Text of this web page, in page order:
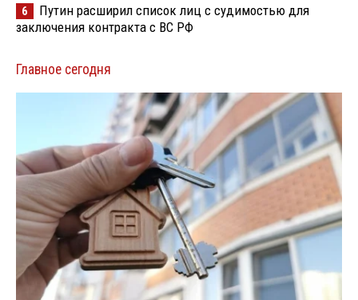
6
Путин расширил список лиц с судимостью для
заключения контракта с ВС РФ
Главное сегодня